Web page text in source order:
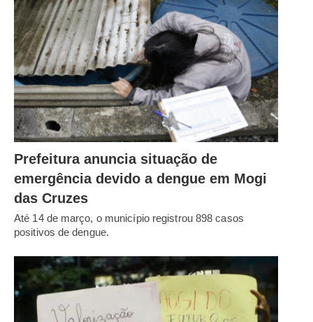
Prefeitura anuncia situação de
emergência devido a dengue em Mogi
das Cruzes
Até 14 de março, o município registrou 898 casos
positivos de dengue.